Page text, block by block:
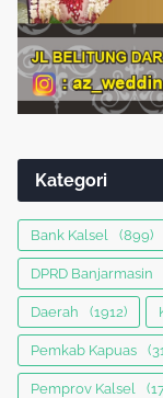
Kategori
Bank Kalsel (899)
DPRD Banjarmasin
Daerah (1912)
Pemkab Kapuas
Pemprov Kalsel